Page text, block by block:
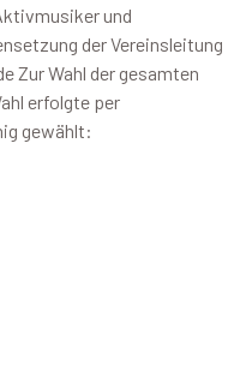
und
der Vereinsleitung
Zur Wahl der gesamten
erfolgte per
gewählt: